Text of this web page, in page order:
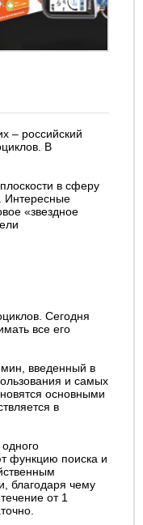
– российский
В
в сферу
Интересные
«звездное
Сегодня
все его
введенный в
и самых
основными
в
функцию поиска и
благодаря чему
от 1